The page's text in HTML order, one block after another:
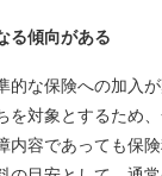
る傾向がある
的な保険への加入
を対象とするため
内容であっても保